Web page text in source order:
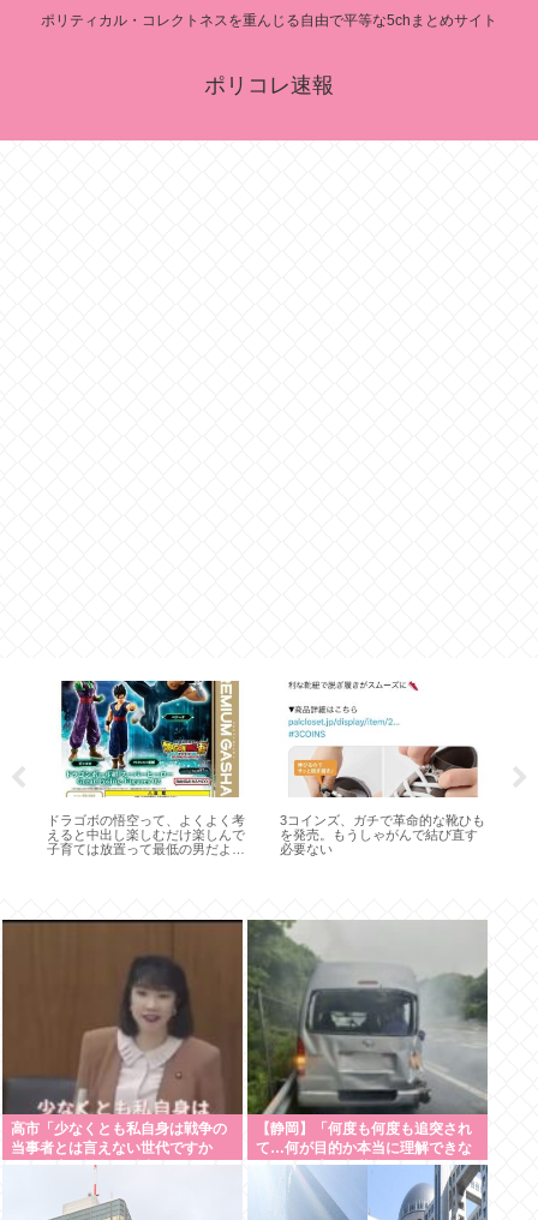
ポリティカル・コレクトネスを重んじる自由で平等な5chまとめサイト
ポリコレ速報
ドラゴボの悟空って、よくよく考
えると中出し楽しむだけ楽しんで
子育ては放置って最低の男だよ
3コインズ、ガチで革命的な靴ひも
を発売。もうしゃがんで結び直す
必要ない
高市「少なくとも私自身は戦争の
当事者とは言えない世代ですか
ら、過去の戦争を反省なんかして
おりませんし、反省を求められる
いわれもない」
【静岡】「何度も何度も追突され
て…何が目的か本当に理解できな
い」結婚式の衣装合わせに向かっ
ていた夫婦が直面した「死の恐
怖」東名高速で続いた約1.7キロの